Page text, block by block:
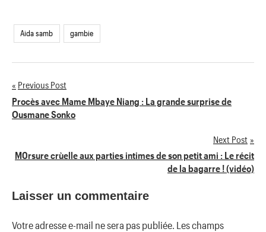
Aida samb gambie
Navigation
de
Previous Post
Procès avec Mame Mbaye Niang : La grande surprise de
Ousmane Sonko
Next Post
M0rsure crùelle aux parties intimes de son petit ami : Le récit
de la bagarre ! (vidéo)
Laisser un commentaire
Votre adresse e-mail ne sera pas publiée. Les champs